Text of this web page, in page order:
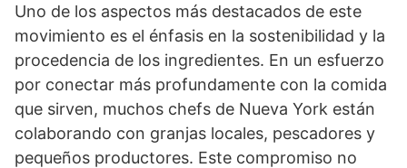
Uno de los aspectos más destacados de este
movimiento es el énfasis en la sostenibilidad y la
procedencia de los ingredientes. En un esfuerzo
por conectar más profundamente con la comida
que sirven, muchos chefs de Nueva York están
colaborando con granjas locales, pescadores y
pequeños productores. Este compromiso no